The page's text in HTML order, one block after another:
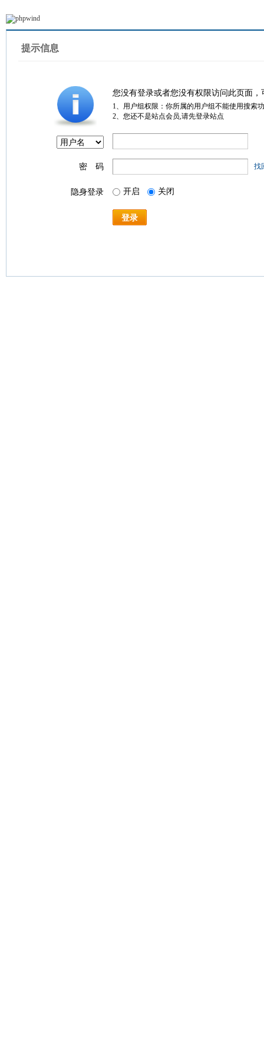
提示信息
您没有登录或者您没有权限访问此页面
1、用户组权限：你所属的用户组不能使用搜索
2、您还不是站点会员,请先登录站点
密 码 找
隐身登录 开启 关闭
登录